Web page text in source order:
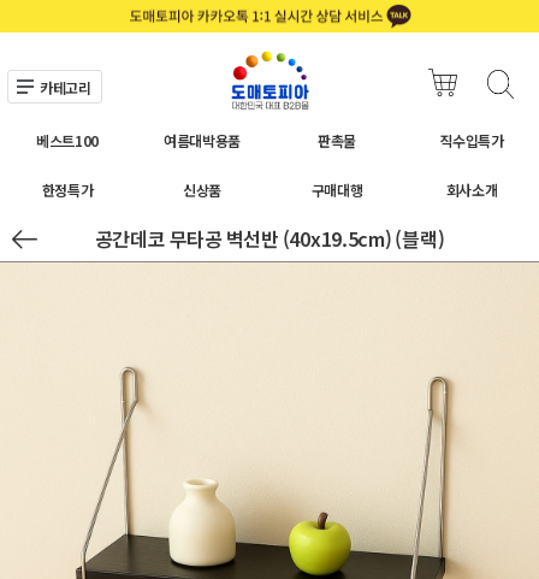
카테고리
베스트100 여름대박용품 판촉물 직수입특가
한정특가 신상품 구매대행 회사소개
공간데코 무타공 벽선반 (40x19.5cm) (블랙)